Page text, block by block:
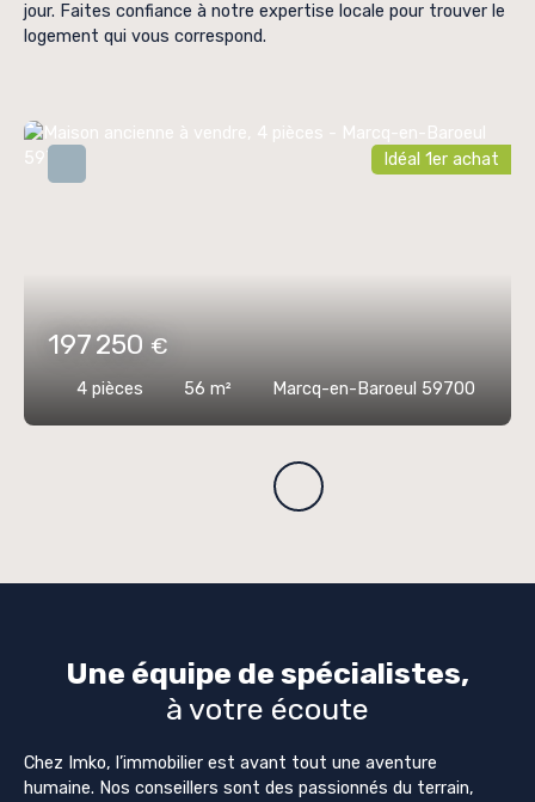
jour. Faites confiance à notre expertise locale pour trouver le
logement qui vous correspond.
197 250€
4 pièces 56 m² Marcq-en-Baroeul 59700
Idéal 1er achat
Une équipe de spécialistes,
à votre écoute
Chez Imko, l’immobilier est avant tout une aventure
humaine. Nos conseillers sont des passionnés du terrain,